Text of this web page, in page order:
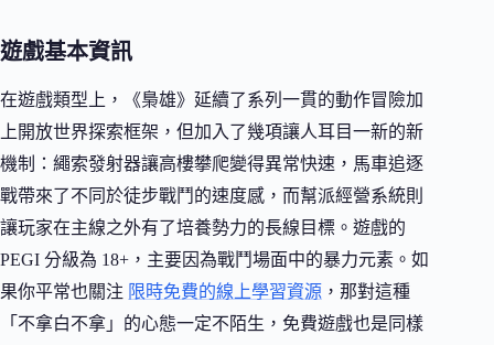
遊戲基本資訊
在遊戲類型上，《梟雄》延續了系列一貫的動作冒險加
上開放世界探索框架，但加入了幾項讓人耳目一新的新
機制：繩索發射器讓高樓攀爬變得異常快速，馬車追逐
戰帶來了不同於徒步戰鬥的速度感，而幫派經營系統則
讓玩家在主線之外有了培養勢力的長線目標。遊戲的
PEGI 分級為 18+，主要因為戰鬥場面中的暴力元素。如
果你平常也關注 限時免費的線上學習資源 ，那對這種
「不拿白不拿」的心態一定不陌生，免費遊戲也是同樣